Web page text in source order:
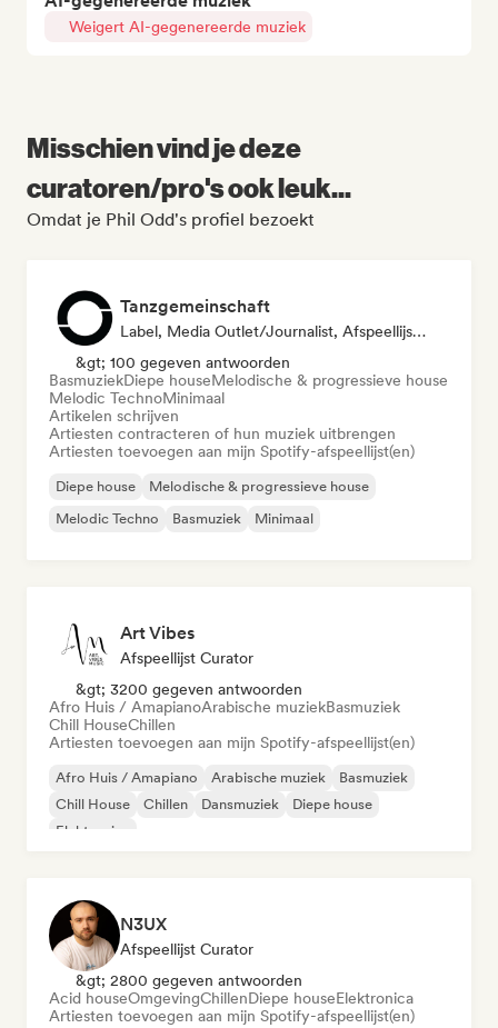
Weigert AI-gegenereerde muziek
Misschien vind je deze
curatoren/pro's ook leuk...
Omdat je Phil Odd's profiel bezoekt
Tanzgemeinschaft
Label, Media Outlet/Journalist, Afspeellijst Curator
&gt; 100 gegeven antwoorden
BasmuziekDiepe houseMelodische & progressieve house
Melodic TechnoMinimaal
Artikelen schrijven
Artiesten contracteren of hun muziek uitbrengen
Artiesten toevoegen aan mijn Spotify-afspeellijst(en)
Diepe house
Melodische & progressieve house
Melodic Techno
Basmuziek Minimaal
Art Vibes
Afspeellijst Curator
&gt; 3200 gegeven antwoorden
Afro Huis / AmapianoArabische muziekBasmuziek
Chill HouseChillen
Artiesten toevoegen aan mijn Spotify-afspeellijst(en)
Afro Huis / Amapiano Arabische muziek
Basmuziek
Chill House
Chillen Dansmuziek
Diepe house
Elektronica
N3UX
Afspeellijst Curator
&gt; 2800 gegeven antwoorden
Acid houseOmgevingChillenDiepe houseElektronica
Artiesten toevoegen aan mijn Spotify-afspeellijst(en)